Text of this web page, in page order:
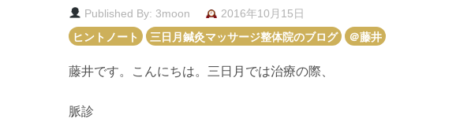
Published By: 3moon 2016年10月15日
ヒントノート 三日月鍼灸マッサージ整体院のブログ ＠藤井
藤井です。こんにちは。三日月では治療の際、
脈診